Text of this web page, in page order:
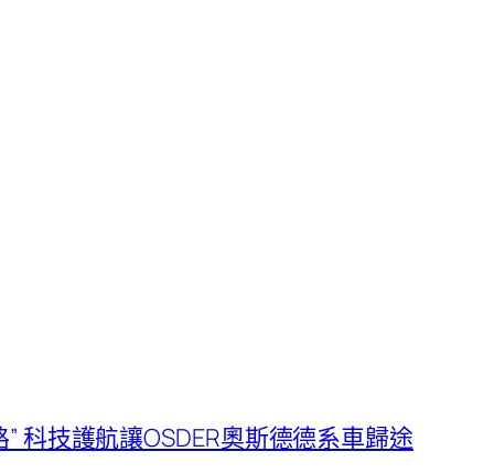
科技護航讓OSDER奧斯德德系車歸途